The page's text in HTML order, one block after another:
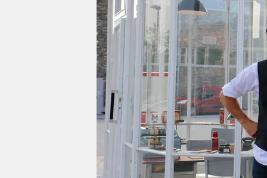
verlag
veranstaltungen
shop
fragen & hilfe
unterstützen
abo
genossenschaft